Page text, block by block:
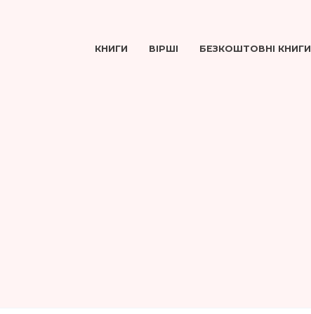
КНИГИ ВІРШІ БЕЗКОШТОВНІ КНИГИ